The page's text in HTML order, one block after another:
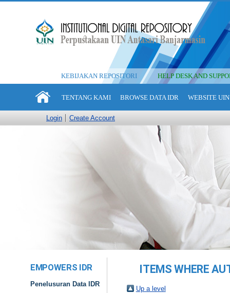
KEBIJAKAN REPOSITORI HELP DESK AND
TENTANG KAMI BROWSE DATA IDR WEBSITE
Login Create Account
EMPOWERS IDR
Penelusuran Data IDR
ITEMS WHERE
Up a level